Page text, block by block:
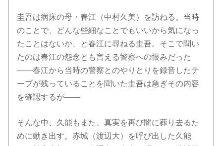
圭吾は病床の母・春江（中村久美）を訪ねる。当時
のことで、どんな些細なことでもいいから気になっ
たことはないか、と春江に尋ねる圭吾。そこで聞い
たのは春江の怨念とも言える警察への恨みだった
――春江から当時の警察とのやりとりを録音したテ
ープが残っていることを聞いた圭吾は急ぎその内容
を確認するが――
そんな中、久能もまた、真実を再び闇に葬り去るた
めに動き出す。赤城（渡辺大）を呼び出した久能